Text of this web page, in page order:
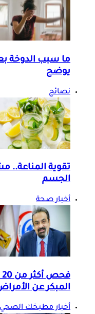
ما سبب الدوخة
يوضح
نصائح
تقوية المناعة..
الجسم
أخبار صحة
المبكر عن
أخبار مطبخك الصحي